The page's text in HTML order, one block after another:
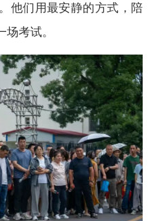
他们用最安静的方式，陪
考试。